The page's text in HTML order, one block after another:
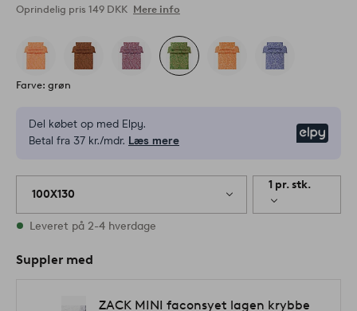
Oprindelig pris 149 DKK Mere info
Farve: grøn
Del købet op med Elpy.
Betal fra 37 kr./mdr. Læs mere
100X130
1 pr. stk.
På lager
Leveret på 2-4 hverdage
Suppler med
ZACK MINI faconsyet lagen krybbe